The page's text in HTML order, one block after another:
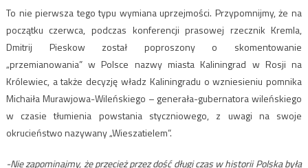
To nie pierwsza tego typu wymiana uprzejmości. Przypomnijmy, że na
początku czerwca, podczas konferencji prasowej rzecznik Kremla,
Dmitrij Pieskow został poproszony o skomentowanie
„przemianowania” w Polsce nazwy miasta Kaliningrad w Rosji na
Królewiec, a także decyzję władz Kaliningradu o wzniesieniu pomnika
Michaiła Murawjowa-Wileńskiego – generała-gubernatora wileńskiego
w czasie tłumienia powstania styczniowego, z uwagi na swoje
okrucieństwo nazywany „Wieszatielem”.
-Nie zapominajmy, że przecież przez dość długi czas w historii Polska była